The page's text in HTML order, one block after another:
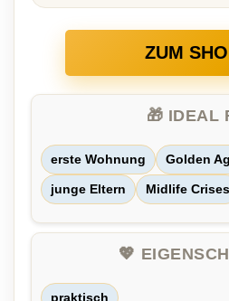
ZUM
🎁 IDEAL
erste Wohnung Golden
junge Eltern Midlife Crises
💖
praktisch